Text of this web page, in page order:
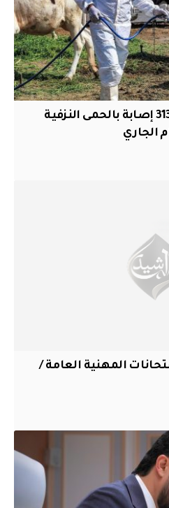
الصحة تعلن تسجيل 313 إصابة بالحمى النزفية
المهنية العامة /